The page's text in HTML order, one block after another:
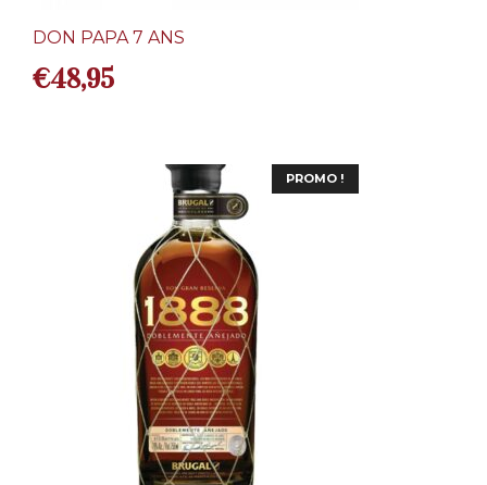
DON PAPA 7 ANS
€48,95
PROMO !